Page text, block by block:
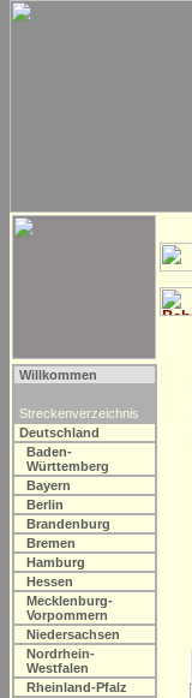
Willkommen
Streckenverzeichnis
Deutschland
Baden-
Württemberg
Bayern
Berlin
Brandenburg
Bremen
Hamburg
Hessen
Mecklenburg-
Vorpommern
Niedersachsen
Nordrhein-
Westfalen
Rheinland-Pfalz